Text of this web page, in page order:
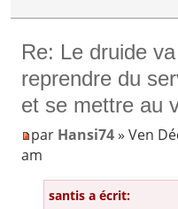
Re: Le druide
reprendre du
et se mettre au
par Hansi74» Ven
am
santis a écrit: